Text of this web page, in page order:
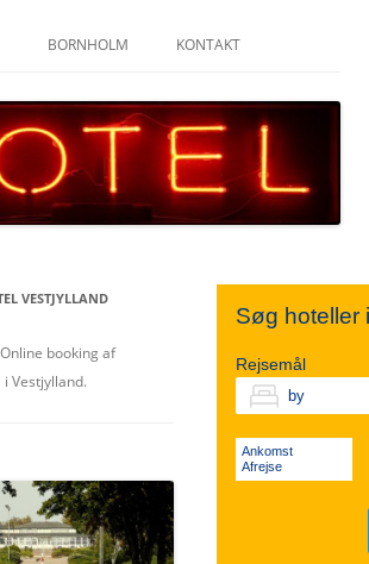
NORDSJÆLLAND
MIDTSJÆLLAND
VESTSJÆLLAND
BORNHOLM KONTAKT
VESTJYLLAND
booking af
Vestjylland.
Søg hoteller
Rejsemål
Ankomst
Afrejse